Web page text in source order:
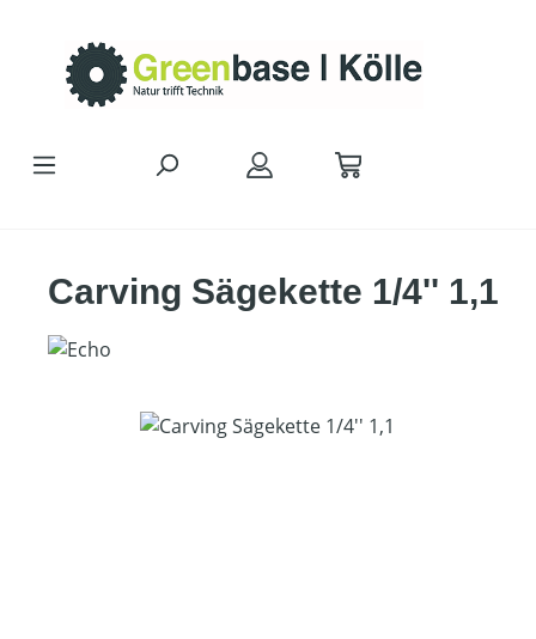
Carving Sägekette 1/4'' 1,1
Bildergalerie überspringen